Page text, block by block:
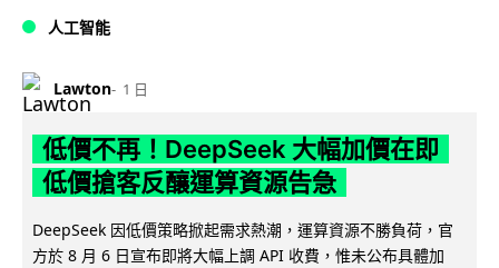
人工智能
Lawton 1 日
低價不再！DeepSeek 大幅加價在即
低價搶客反釀運算資源告急
DeepSeek 因低價策略掀起需求熱潮，運算資源不勝負荷，官
方於 8 月 6 日宣布即將大幅上調 API 收費，惟未公布具體加